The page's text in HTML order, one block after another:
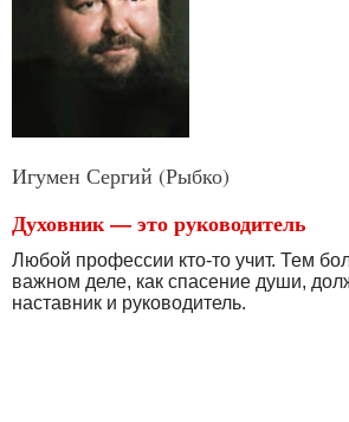
Игумен Сергий (Рыбко)
Духовник — это руководитель
Любой профессии кто-то учит. Тем
важном деле, как спасение души,
наставник и руководитель.